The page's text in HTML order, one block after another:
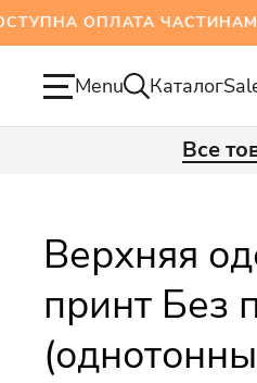
ОПЛАТА ЧАСТИНАМИ:
Menu Каталог
Все
Верхняя
принт Без